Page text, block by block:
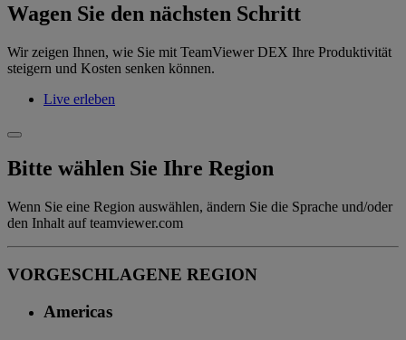
Wagen Sie den nächsten Schritt
Wir zeigen Ihnen, wie Sie mit TeamViewer DEX Ihre Produktivität
steigern und Kosten senken können.
Live erleben
Bitte wählen Sie Ihre Region
Wenn Sie eine Region auswählen, ändern Sie die Sprache und/oder
den Inhalt auf teamviewer.com
VORGESCHLAGENE REGION
Americas